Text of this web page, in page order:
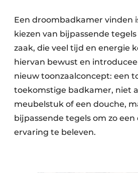
Een droombadkamer vinden
kiezen van bijpassende
zaak, die veel tijd en energie
hiervan bewust en
nieuw toonzaalconcept: een
toekomstige badkamer, niet
meubelstuk of een douche,
bijpassende tegels om zo
ervaring te beleven.